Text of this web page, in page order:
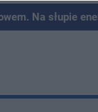
Na słupie